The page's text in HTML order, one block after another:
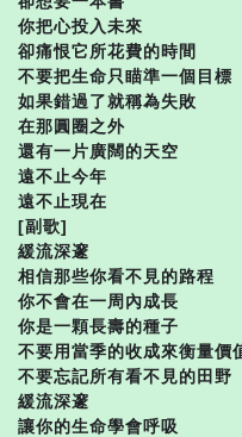
你把心投入未來
卻痛恨它所花費的時間
不要把生命只瞄準一個目標
如果錯過了就稱為失敗
在那圓圈之外
還有一片廣闊的天空
遠不止今年
遠不止現在
[副歌]
緩流深邃
相信那些你看不見的路程
你不會在一周內成長
你是一顆長壽的種子
不要用當季的收成來衡量價
不要忘記所有看不見的田野
緩流深邃
讓你的生命學會呼吸